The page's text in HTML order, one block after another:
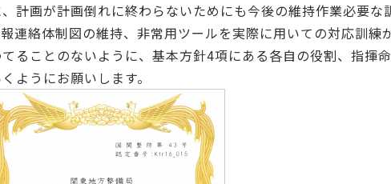
計画が計画倒れに終わらないためにも今後の維持作業必要な
連絡体制図の維持、非常用ツールを実際に用いての対応訓練
てることのないように、基本方針4項にある各自の役割、指揮
ようにお願いします。